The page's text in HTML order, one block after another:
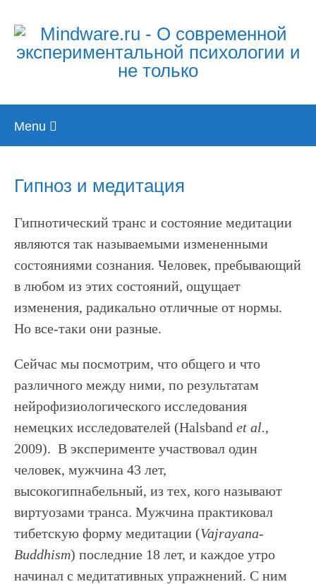
Menu
Гипноз и медитация
Гипнотический транс и состояние медитации
являются так называемыми измененными
состояниями сознания. Человек, пребывающий
в любом из этих состояний, ощущает
изменения, радикально отличные от нормы.
Но все-таки они разные.
Сейчас мы посмотрим, что общего и что
различного между ними, по результатам
нейрофизиологического исследования
немецких исследователей (Halsband et al.,
2009). В эксперименте участвовал один
человек, мужчина 43 лет,
высокогипнабельный, из тех, кого называют
виртуозами транса. Мужчина практиковал
тибетскую форму медитации (Vajrayana-
Buddhism) последние 18 лет, и каждое утро
начинал с медитативных упражнений. С ним